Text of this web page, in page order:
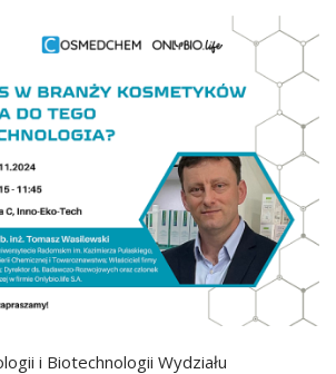
i Biotechnologii Wydziału